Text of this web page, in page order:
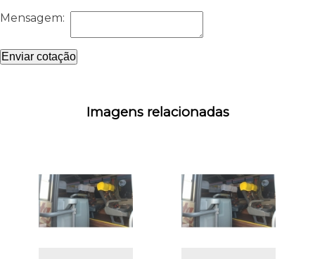
Mensagem:
Enviar cotação
Imagens relacionadas